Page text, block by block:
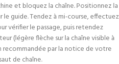
et bloquez la chaîne. Positionnez la
le guide. Tendez à mi-course, effectuez
vérifier le passage, puis retendez
(légère flèche sur la chaîne visible à
recommandée par la notice de votre
de chaîne.